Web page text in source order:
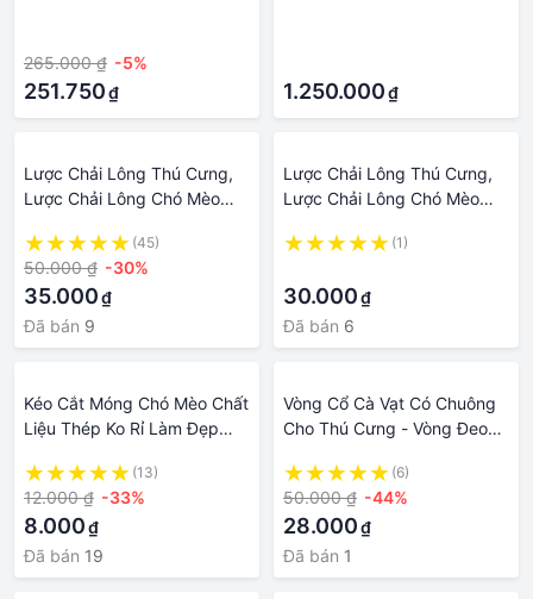
265.000 ₫ -5%
251.750₫ 1.250.000₫
Lược Chải Lông Thú Cưng,
Lược Chải Lông Chó Mèo
Cho Thú Cưng hihapet
(45)
50.000 ₫ -30%
35.000₫
Đã bán 9
Lược Chải Lông Thú Cưng,
Lược Chải Lông Chó Mèo
Cho Thú Cưng(1)
30.000₫
Đã bán 6
Kéo Cắt Móng Chó Mèo Chất
Liệu Thép Ko Rỉ Làm Đẹp
(13)
12.000 ₫ -33%
8.000₫
Đã bán 19
Vòng Cổ Cà Vạt Có Chuông
Cho Thú Cưng - Vòng Đeo
Chó Mèo -PET1990
(6)
50.000 ₫ -44%
28.000₫
Đã bán 1